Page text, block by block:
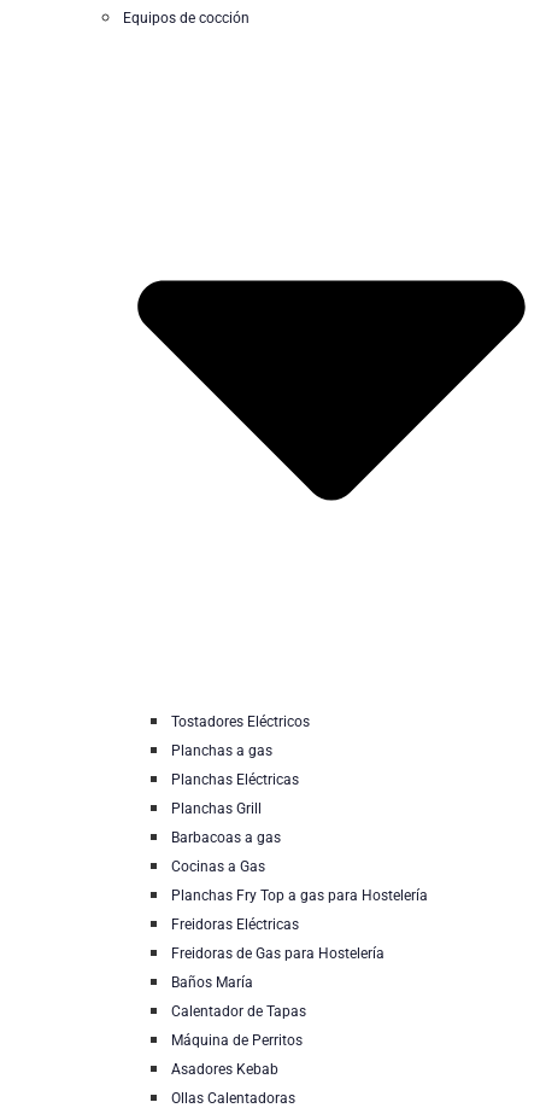
Equipos de cocción
Tostadores Eléctricos
Planchas a gas
Planchas Eléctricas
Planchas Grill
Barbacoas a gas
Cocinas a Gas
Planchas Fry Top a gas para Hostelería
Freidoras Eléctricas
Freidoras de Gas para Hostelería
Baños María
Calentador de Tapas
Máquina de Perritos
Asadores Kebab
Ollas Calentadoras